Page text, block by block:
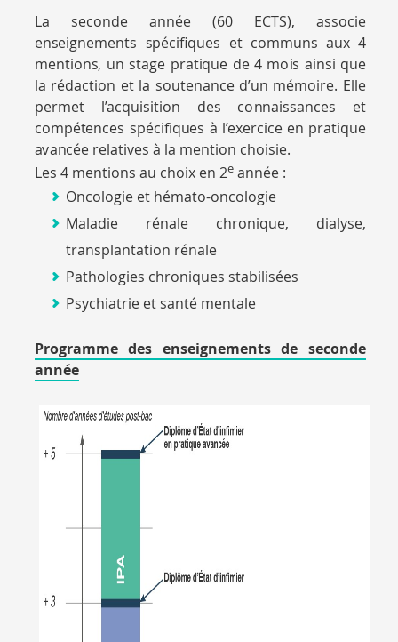
La seconde année (60 ECTS), associe
enseignements spécifiques et communs aux 4
mentions, un stage pratique de 4 mois ainsi que
la rédaction et la soutenance d’un mémoire. Elle
permet l’acquisition des connaissances et
compétences spécifiques à l’exercice en pratique
avancée relatives à la mention choisie.
Les 4 mentions au choix en 2eannée :
Oncologie et hémato-oncologie
Maladie rénale chronique, dialyse,
transplantation rénale
Pathologies chroniques stabilisées
Psychiatrie et santé mentale
Programme des enseignements de seconde
année